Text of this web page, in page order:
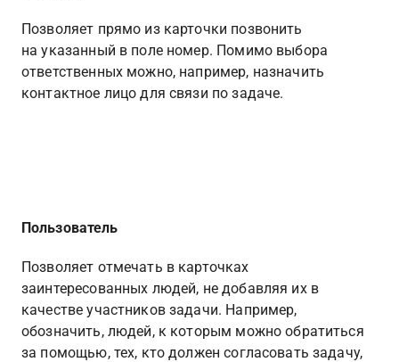
Позволяет прямо из карточки позвонить
на указанный в поле номер. Помимо выбора
ответственных можно, например, назначить
контактное лицо для связи по задаче.
Пользователь
Позволяет отмечать в карточках
заинтересованных людей, не добавляя их в
качестве участников задачи. Например,
обозначить, людей, к которым можно обратиться
за помощью, тех, кто должен согласовать задачу,